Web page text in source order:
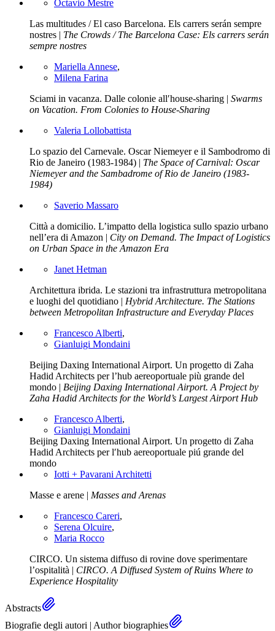
Octavio Mestre
Las multitudes / El caso Barcelona. Els carrers serán sempre
nostres | The Crowds / The Barcelona Case: Els carrers serán
sempre nostres
Mariella Annese,
Milena Farina
Sciami in vacanza. Dalle colonie all′house-sharing | Swarms
on Vacation. From Colonies to House-Sharing
Valeria Lollobattista
Lo spazio del Carnevale. Oscar Niemeyer e il Sambodromo di
Rio de Janeiro (1983-1984) | The Space of Carnival: Oscar
Niemeyer and the Sambadrome of Rio de Janeiro (1983-
1984)
Saverio Massaro
Città a domicilio. L’impatto della logistica sullo spazio urbano
nell’era di Amazon | City on Demand. The Impact of Logistics
on Urban Space in the Amazon Era
Janet Hetman
Architettura ibrida. Le stazioni tra infrastruttura metropolitana
e luoghi del quotidiano | Hybrid Architecture. The Stations
between Metropolitan Infrastructure and Everyday Places
Francesco Alberti,
Gianluigi Mondaini
Beijing Daxing International Airport. Un progetto di Zaha
Hadid Architects per l’hub aereoportuale più grande del
mondo | Beijing Daxing International Airport. A Project by
Zaha Hadid Architects for the World’s Largest Airport Hub
Francesco Alberti,
Gianluigi Mondaini
Beijing Daxing International Airport. Un progetto di Zaha
Hadid Architects per l′hub aereoportuale piú grande del
mondo
Iotti + Pavarani Architetti
Masse e arene | Masses and Arenas
Francesco Careri,
Serena Olcuire,
Maria Rocco
CIRCO. Un sistema diffuso di rovine dove sperimentare
l’ospitalità | CIRCO. A Diffused System of Ruins Where to
Experience Hospitality
Abstracts
Biografie degli autori | Author biographies